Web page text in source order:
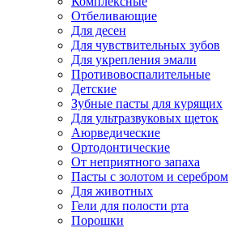
Отбеливающие
Для десен
Для чувствительных зубов
Для укрепления эмали
Противовоспалительные
Детские
Зубные пасты для курящих
Для ультразвуковых щеток
Аюрведические
Ортодонтические
От неприятного запаха
Пасты с золотом и серебром
Для животных
Гели для полости рта
Порошки